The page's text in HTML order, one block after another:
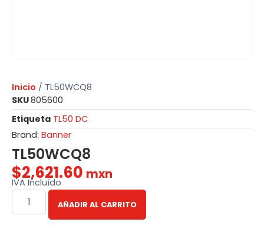
Inicio / TL50WCQ8
SKU805600
Etiqueta TL50 DC
Brand: Banner
TL50WCQ8
$2,621.60 mxn
IVA Incluído
AÑADIR AL CARRITO